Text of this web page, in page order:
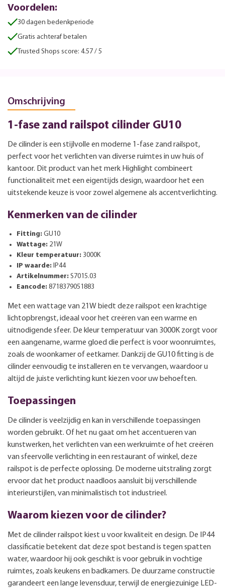
Voordelen:
30 dagen bedenkperiode
Gratis achteraf betalen
Trusted Shops score: 4.57 / 5
Omschrijving
1-fase zand railspot cilinder GU10
De cilinder is een stijlvolle en moderne 1-fase zand railspot,
perfect voor het verlichten van diverse ruimtes in uw huis of
kantoor. Dit product van het merk Highlight combineert
functionaliteit met een eigentijds design, waardoor het een
uitstekende keuze is voor zowel algemene als accentverlichting.
Kenmerken van de cilinder
Fitting: GU10
Wattage: 21W
Kleur temperatuur: 3000K
IP waarde: IP44
Artikelnummer: S7015.03
Eancode: 8718379051883
Met een wattage van 21W biedt deze railspot een krachtige
lichtopbrengst, ideaal voor het creëren van een warme en
uitnodigende sfeer. De kleur temperatuur van 3000K zorgt voor
een aangename, warme gloed die perfect is voor woonruimtes,
zoals de woonkamer of eetkamer. Dankzij de GU10 fitting is de
cilinder eenvoudig te installeren en te vervangen, waardoor u
altijd de juiste verlichting kunt kiezen voor uw behoeften.
Toepassingen
De cilinder is veelzijdig en kan in verschillende toepassingen
worden gebruikt. Of het nu gaat om het accentueren van
kunstwerken, het verlichten van een werkruimte of het creëren
van sfeervolle verlichting in een restaurant of winkel, deze
railspot is de perfecte oplossing. De moderne uitstraling zorgt
ervoor dat het product naadloos aansluit bij verschillende
interieurstijlen, van minimalistisch tot industrieel.
Waarom kiezen voor de cilinder?
Met de cilinder railspot kiest u voor kwaliteit en design. De IP44
classificatie betekent dat deze spot bestand is tegen spatten
water, waardoor hij ook geschikt is voor gebruik in vochtige
ruimtes, zoals keukens en badkamers. De duurzame constructie
garandeert een lange levensduur, terwijl de energiezuinige LED-